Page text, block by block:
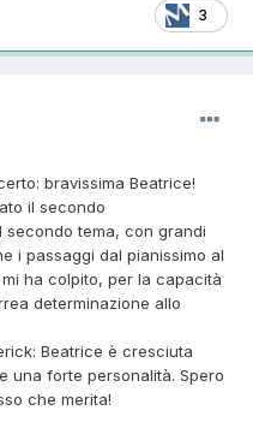
3
bravissima Beatrice!
il secondo
secondo tema, con grandi
i passaggi dal pianissimo al
ha colpito, per la capacità
determinazione allo
: Beatrice è cresciuta
una forte personalità. Spero
che merita!